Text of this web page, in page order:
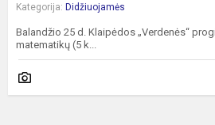
Kategorija: Didžiuojamės
Balandžio 25 d. Klaipėdos „Verdenės“
matematikų (5 k...